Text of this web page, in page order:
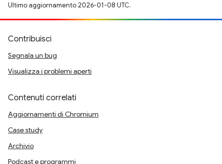
Ultimo aggiornamento 2026-01-08 UTC.
Contribuisci
Segnala un bug
Visualizza i problemi aperti
Contenuti correlati
Aggiornamenti di Chromium
Case study
Archivio
Podcast e programmi